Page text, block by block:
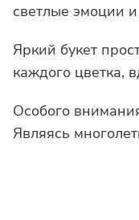
светлые эмоции
Яркий букет
каждого цветка,
Особого
Являясь